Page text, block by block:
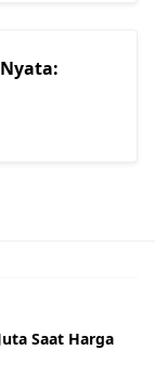
Saat Harga